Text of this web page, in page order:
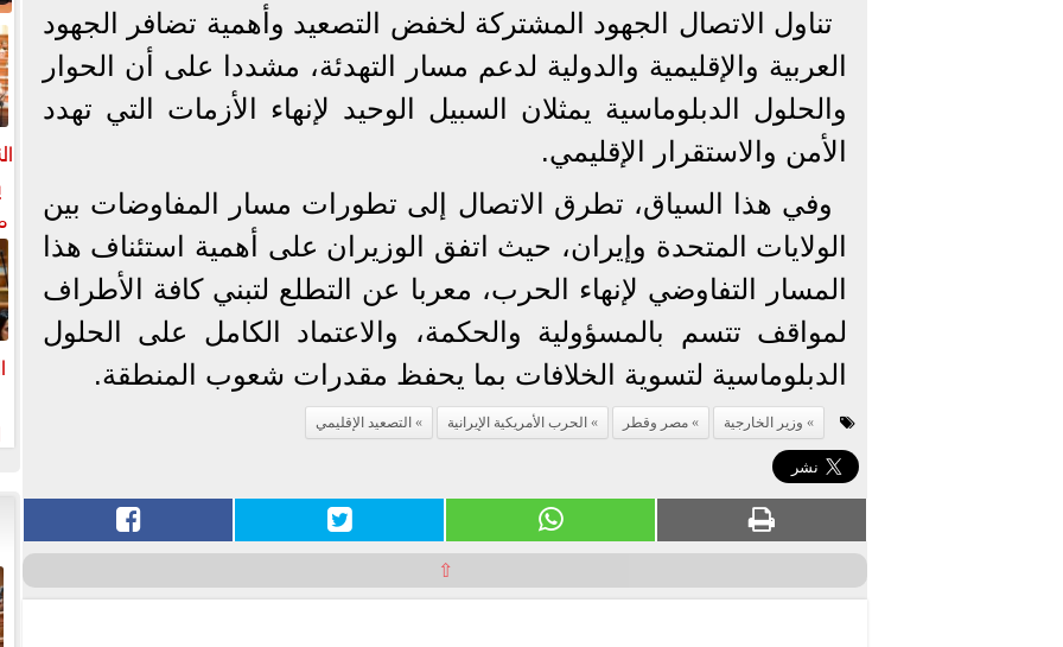
تناول الاتصال الجهود المشتركة لخفض التصعيد وأهمية تضافر الجهود
العربية والإقليمية والدولية لدعم مسار التهدئة، مشددا على أن الحوار
والحلول الدبلوماسية يمثلان السبيل الوحيد لإنهاء الأزمات التي تهدد
الأمن والاستقرار الإقليمي.
وفي هذا السياق، تطرق الاتصال إلى تطورات مسار المفاوضات بين
الولايات المتحدة وإيران، حيث اتفق الوزيران على أهمية استئناف هذا
المسار التفاوضي لإنهاء الحرب، معربا عن التطلع لتبني كافة الأطراف
لمواقف تتسم بالمسؤولية والحكمة، والاعتماد الكامل على الحلول
الدبلوماسية لتسوية الخلافات بما يحفظ مقدرات شعوب المنطقة.
وزير الخارجية مصر وقطر الحرب الأمريكية الإيرانية التصعيد الإقليمي
⇧